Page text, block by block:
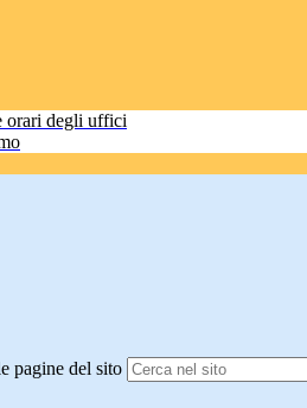
orari degli uffici
pagine del sito